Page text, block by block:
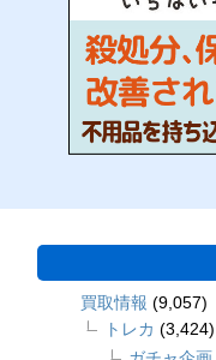
買取情報 (9,057)
トレカ (3,424)